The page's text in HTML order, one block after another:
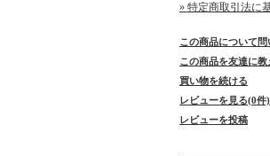
» 特定商取引法に
この商品について問
この商品を友達に教
買い物を続ける
レビューを見る(0件)
レビューを投稿